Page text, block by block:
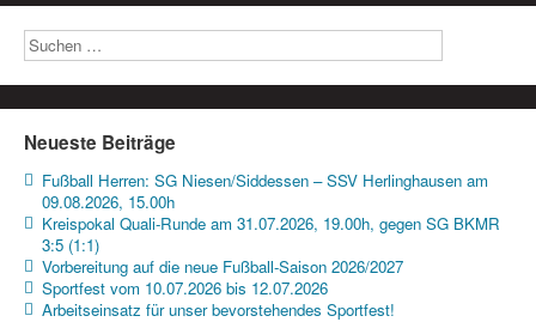
Neueste Beiträge
Fußball Herren: SG Niesen/Siddessen – SSV Herlinghausen am
09.08.2026, 15.00h
Kreispokal Quali-Runde am 31.07.2026, 19.00h, gegen SG BKMR
3:5 (1:1)
Vorbereitung auf die neue Fußball-Saison 2026/2027
Sportfest vom 10.07.2026 bis 12.07.2026
Arbeitseinsatz für unser bevorstehendes Sportfest!